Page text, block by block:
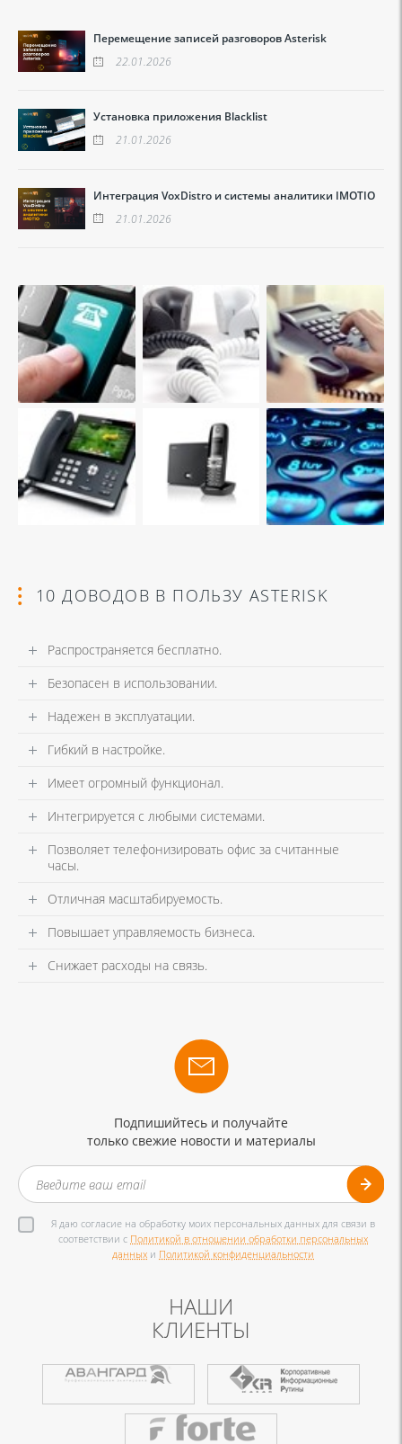
Перемещение записей разговоров Asterisk
22.01.2026
Установка приложения Blacklist
21.01.2026
Интеграция VoxDistro и системы аналитики IMOTIO
21.01.2026
10 ДОВОДОВ В ПОЛЬЗУ ASTERISK
Распространяется бесплатно.
Безопасен в использовании.
Надежен в эксплуатации.
Гибкий в настройке.
Имеет огромный функционал.
Интегрируется с любыми системами.
Позволяет телефонизировать офис за считанные
часы.
Отличная масштабируемость.
Повышает управляемость бизнеса.
Снижает расходы на связь.
Подпишийтесь и получайте
только свежие новости и материалы
Я даю согласие на обработку моих персональных данных для связи в
соответствии с Политикой в отношении обработки персональных
данных и Политикой конфиденциальности
НАШИ
КЛИЕНТЫ